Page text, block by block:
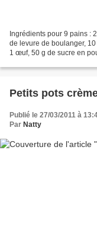
Ingrédients pour 9 pains :
de levure de boulanger,
1 œuf, 50 g de sucre en
Petits pots
Publié le 27/03/2011 à
Par Natty